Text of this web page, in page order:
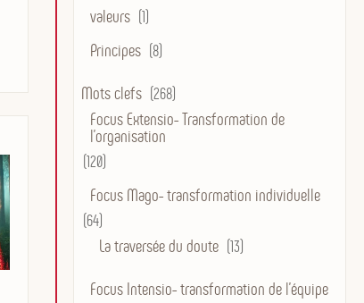
valeurs (1)
Principes (8)
Mots clefs (268)
Focus Extensio- Transformation de
l'organisation
(120)
Focus Mago- transformation individuelle
(64)
La traversée du doute (13)
Focus Intensio- transformation de l'équipe